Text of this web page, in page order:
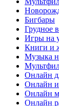
Бигбары
Грудное
Игры на
Книги и
Музыка
Онлайн
Онлайн
Онлайн
Онлайн